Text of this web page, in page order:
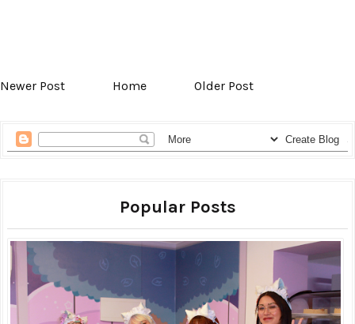
Newer Post Home Older Post
Popular Posts